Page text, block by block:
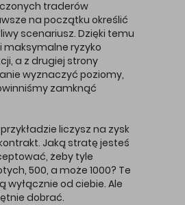
traderów
na początku określić
scenariusz. Dzięki temu
maksymalne ryzyko
a z drugiej strony
wyznaczyć poziomy,
zamknąć
liczysz na zysk
Jaką stratę jesteś
żeby tyle
500, a może 1000? Te
wyłącznie od ciebie. Ale
dobrać.